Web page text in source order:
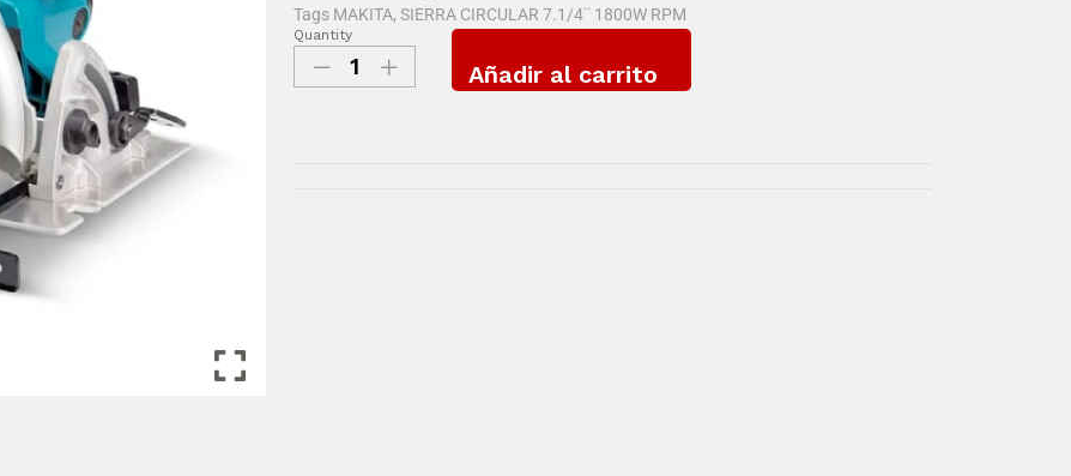
Tags MAKITA, SIERRA CIRCULAR 7.1/4¨ 1800W RPM
Quantity
Añadir al carrito